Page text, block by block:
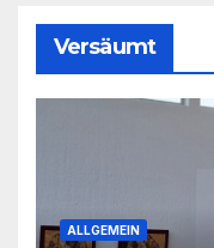
Versäumt
ALLGEMEIN